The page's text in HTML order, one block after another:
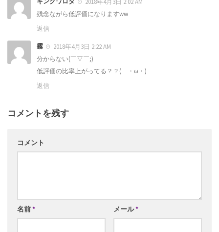
2018年4月3日 2:02 AM
残念ながら低評価になりますww
返信
霧
2018年4月3日 2:22 AM
分からない(￣▽￣;)
低評価の比率上がってる？？( ・ω・)
返信
コメントを残す
コメント
名前* メール*